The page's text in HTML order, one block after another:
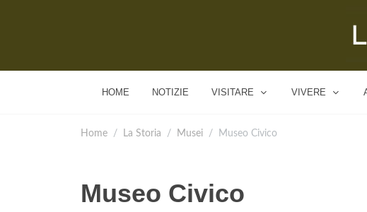
HOME NOTIZIE VISITARE VIVERE
Home La Storia Musei Museo Civico
Museo Civico